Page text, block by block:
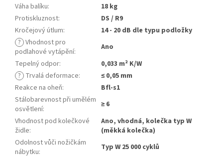
Váha balíku:
18 kg
Protiskluznost:
DS / R9
Kročejový útlum:
14 - 20 dB dle typu podložky
? Vhodnost pro
podlahové vytápění:
Ano
Tepelný odpor:
0,033 m² K/W
? Trvalá deformace:
≤ 0,05 mm
Reakce na oheň:
Bfl-s1
Stálobarevnost při umělém
osvětlení:
≥ 6
Vhodnost pod kolečkové
židle:
Ano, vhodná, kolečka typ W
(měkká kolečka)
Odolnost vůči nožičkám
nábytku:
Typ W 25 000 cyklů